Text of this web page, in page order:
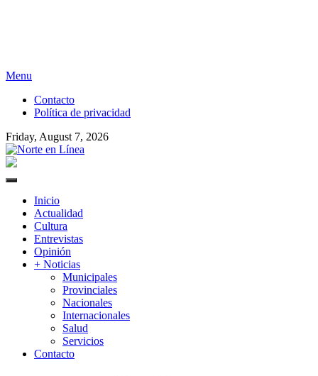
Skip
content
Menu
Contacto
Política de privacidad
Friday, August 7, 2026
Primary
Inicio
Actualidad
Cultura
Entrevistas
Opinión
+ Noticias
Municipales
Provinciales
Nacionales
Internacionales
Salud
Servicios
Contacto